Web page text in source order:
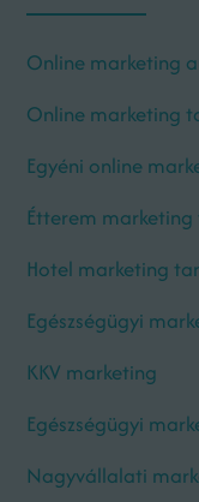
Online marketing
Online marketing
Egyéni online
Étterem
Hotel marketing
Egészségügyi
KKV marketing
Egészségügyi
Nagyvállalati